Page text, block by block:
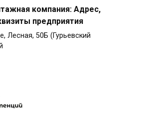
компания: Адрес,
предприятия
Лесная, 50Б (Гурьевский